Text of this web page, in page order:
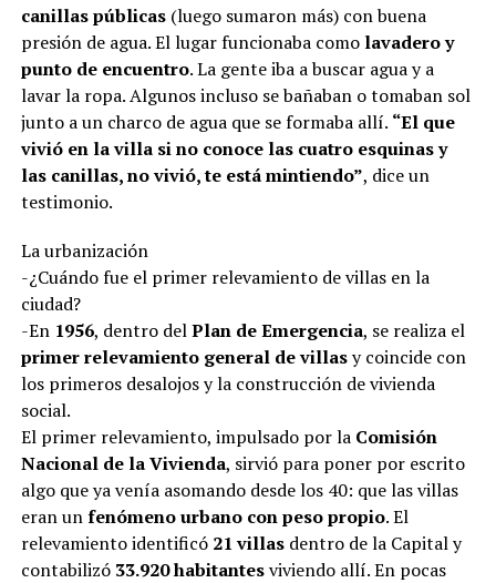
canillas públicas(luego sumaron más) con buena
presión de agua. El lugar funcionaba como lavadero y
punto de encuentro. La gente iba a buscar agua y a
lavar la ropa. Algunos incluso se bañaban o tomaban sol
junto a un charco de agua que se formaba allí. “El que
vivió en la villa si no conoce las cuatro esquinas y
las canillas, no vivió, te está mintiendo”, dice un
testimonio.
La urbanización
-¿Cuándo fue el primer relevamiento de villas en la
ciudad?
-En 1956, dentro delPlan de Emergencia, se realiza el
primer relevamiento general de villasy coincide con
los primeros desalojos y la construcción de vivienda
social.
El primer relevamiento, impulsado por la Comisión
Nacional de la Vivienda, sirvió para poner por escrito
algo que ya venía asomando desde los 40: que las villas
eran unfenómeno urbano con peso propio. El
relevamiento identificó 21 villasdentro de la Capital y
contabilizó 33.920 habitantesviviendo allí. En pocas